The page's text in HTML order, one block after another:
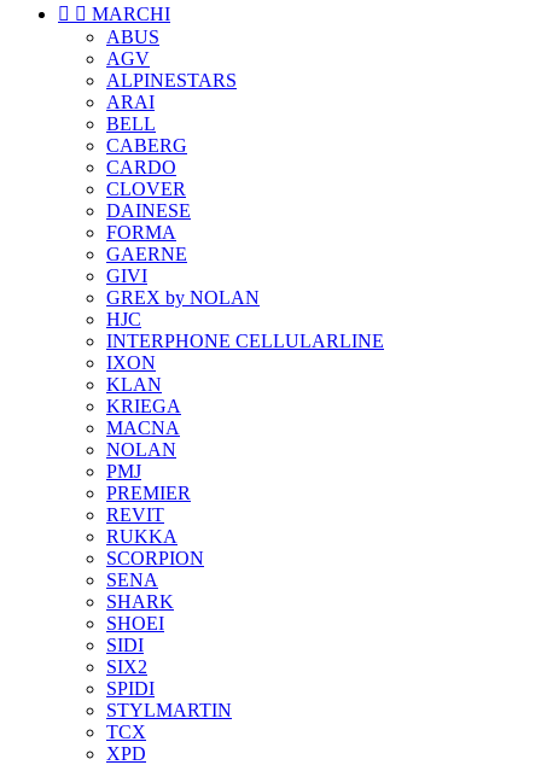
  MARCHI
ABUS
AGV
ALPINESTARS
ARAI
BELL
CABERG
CARDO
CLOVER
DAINESE
FORMA
GAERNE
GIVI
GREX by NOLAN
HJC
INTERPHONE CELLULARLINE
IXON
KLAN
KRIEGA
MACNA
NOLAN
PMJ
PREMIER
REVIT
RUKKA
SCORPION
SENA
SHARK
SHOEI
SIDI
SIX2
SPIDI
STYLMARTIN
TCX
XPD